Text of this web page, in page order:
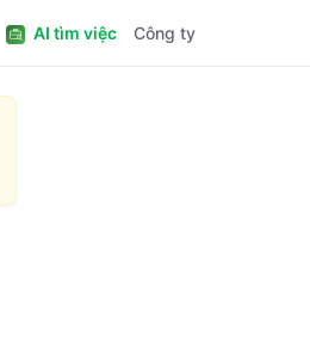
AI tìm việc Công ty